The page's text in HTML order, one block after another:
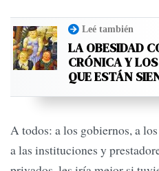
Leé también
LA OBESIDAD
CRÓNICA Y
QUE ESTÁN
A todos: a los gobiernos, a
a las instituciones y